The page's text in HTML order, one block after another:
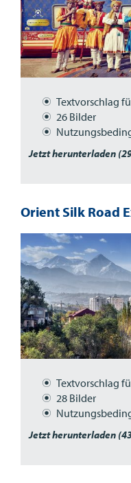
Textvorschlag
26 Bilder
Jetzt herunterladen
Orient Silk Road
Textvorschlag
28 Bilder
Jetzt herunterladen